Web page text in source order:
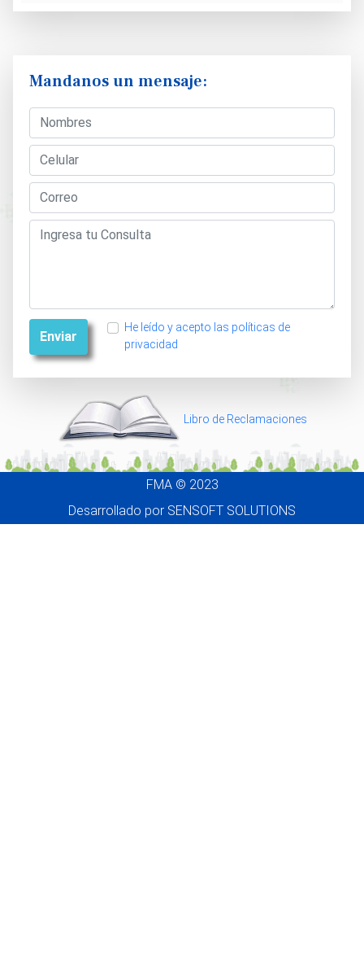
Mandanos un mensaje:
Enviar
He leído y acepto las políticas de
privacidad
Libro de Reclamaciones
FMA © 2023
Desarrollado por SENSOFT SOLUTIONS